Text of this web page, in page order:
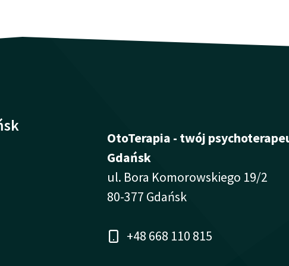
OtoTerapia - twój
Gdańsk
ul. Bora Komorowskiego 19/2
80-377 Gdańsk
+48 668 110 815